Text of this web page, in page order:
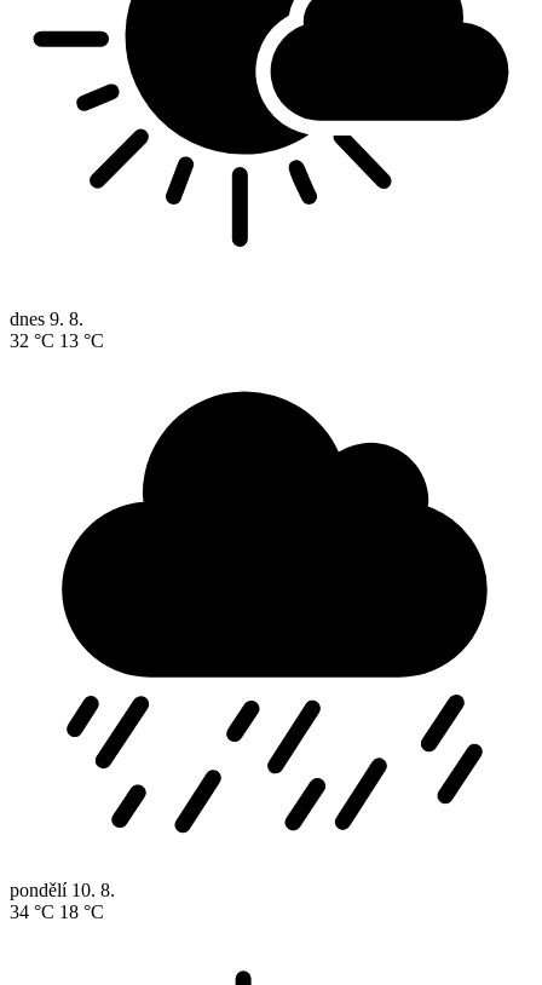
dnes 9. 8.
32 °C 13 °C
pondělí 10. 8.
34 °C 18 °C